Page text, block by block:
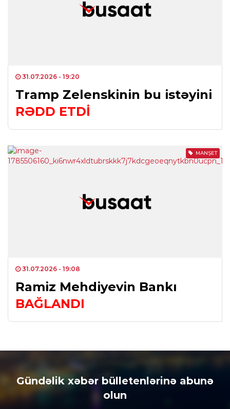
31.07.2026 - 19:20
Tramp Zelenskinin bu istəyini
RƏDD ETDİ
MANŞET
31.07.2026 - 19:08
Ramiz Mehdiyevin Bankı
BAĞLANDI
Gündəlik xəbər bülletenlərinə abunə
olun